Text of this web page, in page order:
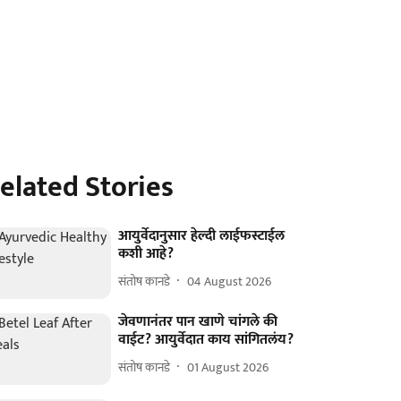
Stories
आयुर्वेदानुसार हेल्दी लाईफस्टाईल
कशी आहे?
संतोष कानडे 04 August 2026
जेवणानंतर पान खाणे चांगले की
वाईट? आयुर्वेदात काय सांगितलंय?
संतोष कानडे 01 August 2026